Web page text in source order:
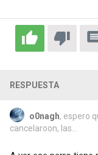
RESPUESTA
o0nagh, espero
cancelaroon, las...